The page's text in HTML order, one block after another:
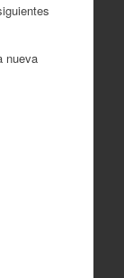
nueva